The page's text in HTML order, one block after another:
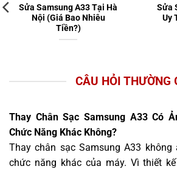
Sửa Samsung A33 Tại Hà
Nội (Giá Bao Nhiêu
Tiền?)
Sửa
Uy
CÂU HỎI THƯỜNG
Thay Chân Sạc Samsung A33 Có
Chức Năng Khác Không?
Thay chân sạc Samsung A33
chức năng khác của máy. Vì thiết